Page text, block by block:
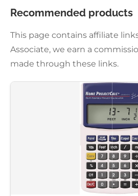
Recommended products
This page contains affiliate
Associate, we earn a
made through these links.